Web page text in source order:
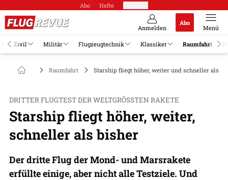
Abo Hefte
Anmelden
Abo
Menü
Zivil Militär Flugzeugtechnik Klassiker Raumfahrt
Raumfahrt Starship fliegt höher, weiter und schneller als
DRITTER FLUGTEST DER WELTGRÖSSTEN RAKETE
Starship fliegt höher, weiter,
schneller als bisher
Der dritte Flug der Mond- und Marsrakete
erfüllte einige, aber nicht alle Testziele. Und